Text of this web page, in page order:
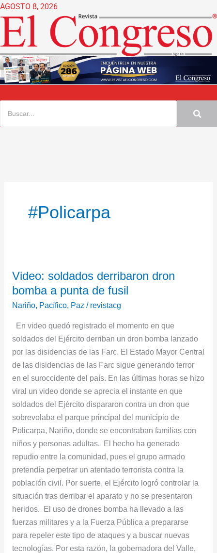
Ir
al
contenido
AGOSTO 8, 2026
#policarpa
Video: soldados derribaron dron
bomba a punta de fusil
Nariño, Pacífico, Paz / revistacg
En video quedó registrado el momento en que
soldados del Ejército derriban un dron bomba lanzado
por las disidencias de las Farc. El Estado Mayor Central
de las disidencias de las Farc sigue generando terror
en el suroccidente del país. En las últimas horas se hizo
viral un video donde se aprecia el instante en que
soldados del Ejército dispararon contra un dron que
sobrevolaba el parque principal del municipio de
Policarpa, Nariño, donde se encontraban familias con
niños y personas adultas. El hecho ha generado
repudio entre la comunidad, pues el grupo armado
pretendía perpetrar un atentado terrorista contra la
población civil. Por suerte, el Ejército logró controlar la
situación tras derribar el aparato y no se presentaron
heridos. El uso de drones bomba ha llevado a las
fuerzas militares y a la Fuerza Pública a prepararse
para repeler este tipo de ataques y a buscar nuevas
tecnologías. Por esta razón, la gobernadora del Valle,
soldados
derribaron
dron
punta
de
fusil